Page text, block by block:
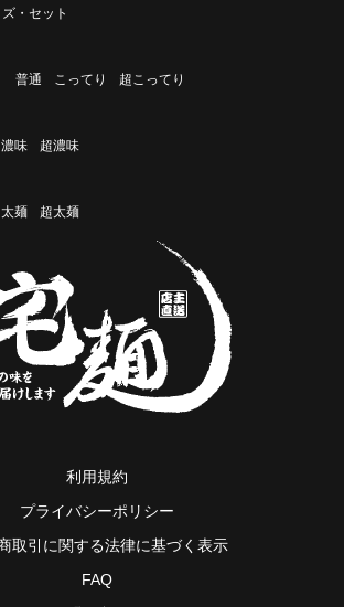
・セット
普通 こってり 超こってり
濃味 超濃味
太麺 超太麺
利用規約
プライバシーポリシー
取引に関する法律に基づく表示
FAQ